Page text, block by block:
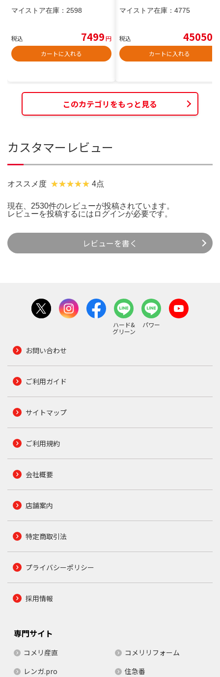
マイストア在庫： 2598
税込 7499円
カートに入れる
マイストア在庫： 4775
税込 45050
カートに入れる
このカテゴリをもっと見る
カスタマーレビュー
オススメ度 4点
現在、2530件のレビューが投稿されています。
レビューを投稿するには ログインが必要です。
レビューを書く
ハード&
グリーン
パワー
お問い合わせ
ご利用ガイド
サイトマップ
ご利用規約
会社概要
店舗案内
特定商取引法
プライバシーポリシー
採用情報
専門サイト
コメリ産直
コメリリフォーム
レンガ.pro
住急番